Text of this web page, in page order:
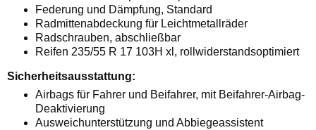
Federung und Dämpfung, Standard
Radmittenabdeckung für Leichtmetallräder
Radschrauben, abschließbar
Reifen 235/55 R 17 103H xl, rollwiderstandsoptimiert
Sicherheitsausstattung:
Airbags für Fahrer und Beifahrer, mit Beifahrer-Airbag-
Deaktivierung
Ausweichunterstützung und Abbiegeassistent